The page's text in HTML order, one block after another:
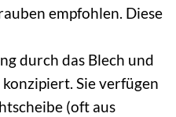
empfohlen. Diese
durch das Blech und
Sie verfügen
(oft aus